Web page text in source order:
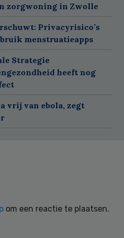
zorgwoning in Zwolle
Privacyrisico’s
menstruatieapps
Strategie
heeft nog
vrij van ebola, zegt
om een reactie te plaatsen.